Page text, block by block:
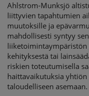
Ahlstrom-Munksjö
liittyvien tapahtumien
muutoksille ja
mahdollisesti syntyy
kehityksestä tai
riskien toteutumisella
haittavaikutuksia
taloudelliseen asemaan.